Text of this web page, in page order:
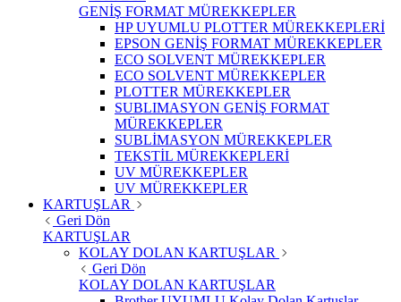
GENİŞ FORMAT MÜREKKEPLER
HP UYUMLU PLOTTER MÜREKKEPLERİ
EPSON GENİŞ FORMAT MÜREKKEPLER
ECO SOLVENT MÜREKKEPLER
ECO SOLVENT MÜREKKEPLER
PLOTTER MÜREKKEPLER
SUBLIMASYON GENİŞ FORMAT
MÜREKKEPLER
SUBLİMASYON MÜREKKEPLER
TEKSTİL MÜREKKEPLERİ
UV MÜREKKEPLER
UV MÜREKKEPLER
KARTUŞLAR
Geri Dön
KARTUŞLAR
KOLAY DOLAN KARTUŞLAR
Geri Dön
KOLAY DOLAN KARTUŞLAR